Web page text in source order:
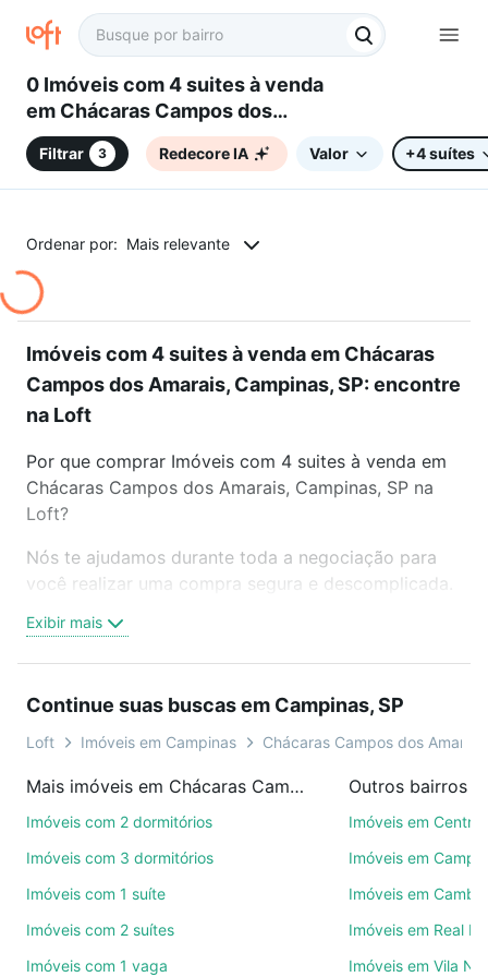
0 Imóveis com 4 suites à venda
em Chácaras Campos dos
Amarais, Campinas, SP
Filtrar 3 Redecore IA Valor +4 suítes
Ordenar por: Mais relevante
Imóveis com 4 suites à venda em Chácaras
Campos dos Amarais, Campinas, SP: encontre
na Loft
Por que comprar Imóveis com 4 suites à venda em
Chácaras Campos dos Amarais, Campinas, SP na
Loft?
Nós te ajudamos durante toda a negociação para
você realizar uma compra segura e descomplicada.
trabalho e do metrô, aqui você vai encontrar a
oferta ideal de Imóveis com 4 suites à venda em
conquistar seu sonho. Agende uma visita presencial
ou por videochamada, é grátis, sem compromisso e
imobiliárias te ajudando na compra, venda ou troca
de imóveis.
Como escolher um imóvel?
Use barra de busca no topo para pesquisar por
ruas, bairros e até condomínios favoritos. Você
também pode usar os filtros como quantidade de
Exibir mais
Continue suas buscas em Campinas, SP
Loft Imóveis em Campinas Chácaras Campos dos Amarais
Mais imóveis em Chácaras Campos dos Amarais
Imóveis com 2 dormitórios
Imóveis com 3 dormitórios
Imóveis com 1 suíte
Imóveis com 2 suítes
Imóveis com 1 vaga
Outros bairros
Imóveis em Centro
Imóveis em
Imóveis em Cambuí
Imóveis em Real
Imóveis em Vila